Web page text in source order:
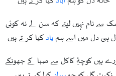
سے نام نہیں لیتے کہ سن لے نہ کوئی
ہی دل میں اسے ہمیادکیا کرتے ہیں
ہیں کوچۂِ کاکل سے صبا کے جھونکے